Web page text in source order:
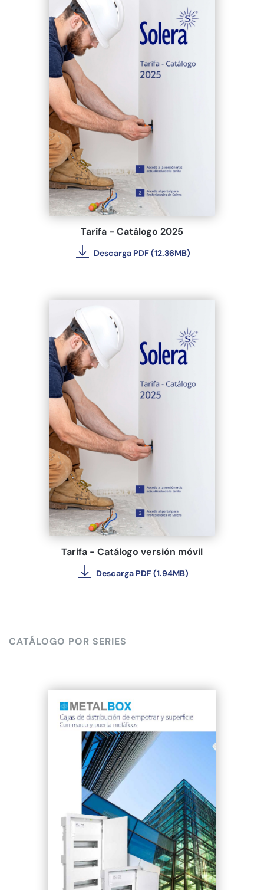
Tarifa - Catálogo 2025
Descarga PDF (12.36MB)
Tarifa - Catálogo versión móvil
Descarga PDF (1.94MB)
CATÁLOGO POR SERIES